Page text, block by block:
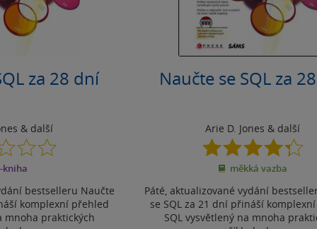
za 28 dní
& další
0.0
z
5
kniha
bestselleru Naučte
komplexní přehled
mnoha praktických
Naučte se SQL za
Arie D. Jones & další
4.3
z
5
měkká vazba
Páté, aktualizované vydání
se SQL za 21 dní přináší
SQL vysvětlený na mnoha